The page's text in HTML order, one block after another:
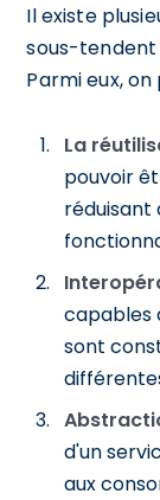
Il existe
sous-
Parmi eux,
La
pouvoir
réduisant
capables
sont
d'un
aux